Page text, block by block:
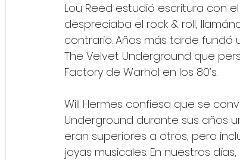
Lou Reed estudió escritura con
despreciaba el rock & roll,
contrario. Años más tarde fundó
The Velvet Underground que
Factory de Warhol en los 80’s.
Will Hermes confiesa que se
Underground durante sus años
eran superiores a otros, pero
joyas musicales. En nuestros